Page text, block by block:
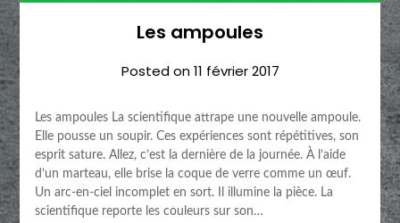
Les ampoules
Posted on11 février 2017
Les ampoules La scientifique attrape une nouvelle ampoule.
Elle pousse un soupir. Ces expériences sont répétitives, son
esprit sature. Allez, c’est la dernière de la journée. À l’aide
d’un marteau, elle brise la coque de verre comme un œuf.
Un arc-en-ciel incomplet en sort. Il illumine la pièce. La
scientifique reporte les couleurs sur son…